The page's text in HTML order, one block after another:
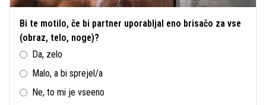
Bi te motilo, če bi partner uporabljal eno brisačo za vse
(obraz, telo, noge)?
Da, zelo
Malo, a bi sprejel/a
Ne, to mi je vseeno